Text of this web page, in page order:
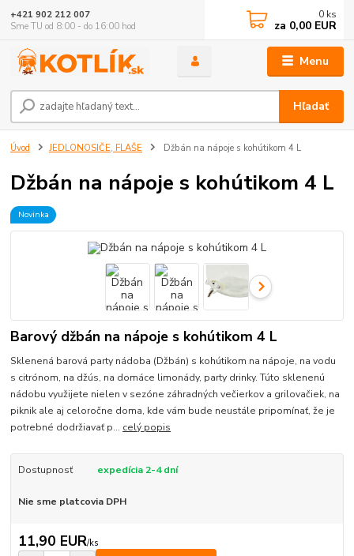
Menu
Hľadať
+421 902 212 007
Sme TU od 8:00 - do 16:00 hod
0 ks
za 0,00 EUR
Úvod JEDLONOSIČE, FLAŠE Džbán na nápoje s kohútikom 4 L
Džbán na nápoje s kohútikom 4 L
Novinka
Barový džbán na nápoje s kohútikom 4 L
Sklenená barová party nádoba (Džbán) s kohútikom na nápoje, na vodu
s citrónom, na džús, na domáce limonády, party drinky. Túto sklenenú
nádobu využijete nielen v sezóne záhradných večierkov a grilovačiek, na
piknik ale aj celoročne doma, kde vám bude neustále pripomínať, že je
potrebné dodržiavať p... celý popis
Dostupnosť expedícia 2-4 dní
Nie sme platcovia DPH
11,90 EUR/ks